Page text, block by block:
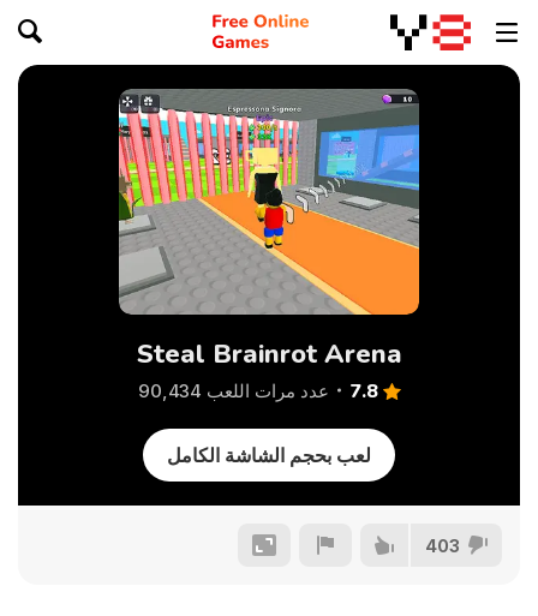
Steal Brainrot Arena
7.8 عدد مرات اللعب 90,434
لعب بحجم الشاشة الكامل
403